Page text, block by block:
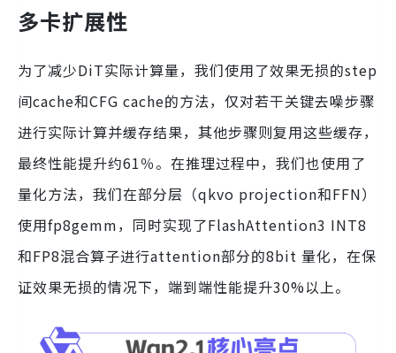
多卡扩展性
为了减少DiT实际计算量，我们使用了效果无损的step
间cache和CFG cache的方法，仅对若干关键去噪步骤
进行实际计算并缓存结果，其他步骤则复用这些缓存，
最终性能提升约61％。在推理过程中，我们也使用了
量化方法，我们在部分层（qkvo projection和FFN）
使用fp8gemm，同时实现了FlashAttention3 INT8
和FP8混合算子进行attention部分的8bit 量化，在保
证效果无损的情况下，端到端性能提升30%以上。